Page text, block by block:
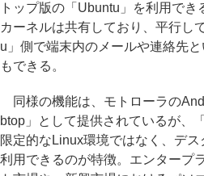
トップ版の「Ubuntu」を利用で
カーネルは共有しており、平行し
u」側で端末内のメールや連絡先
もできる。
同様の機能は、モトローラの
btop」として提供されているが、
限定的なLinux環境ではなく、デ
利用できるのが特徴。エンタープ